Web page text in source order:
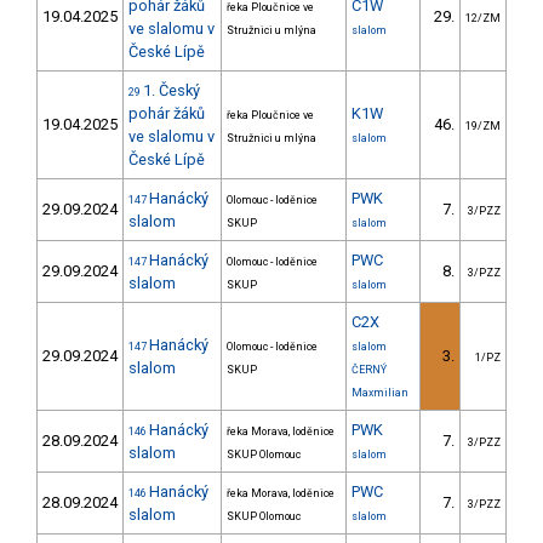
19.04.2025
pohár žáků
ve slalomu v
České Lípě
řeka Ploučnice ve
Stružnici u mlýna
C1W
slalom
29. 12/ZM
19.04.2025
29 1. Český
pohár žáků
ve slalomu v
České Lípě
řeka Ploučnice ve
Stružnici u mlýna
K1W
slalom
46. 19/ZM
29.09.2024 147 Hanácký
slalom
Olomouc - loděnice
SKUP
PWK
slalom
7. 3/PZZ
29.09.2024 147 Hanácký
slalom
Olomouc - loděnice
SKUP
PWC
slalom
8. 3/PZZ
29.09.2024 147 Hanácký
slalom
Olomouc - loděnice
SKUP
C2X
slalom
ČERNÝ
Maxmilian
3. 1/PZ
28.09.2024 146 Hanácký
slalom
řeka Morava, loděnice
SKUP Olomouc
PWK
slalom
7. 3/PZZ
28.09.2024 146 Hanácký
slalom
řeka Morava, loděnice
SKUP Olomouc
PWC
slalom
7. 3/PZZ